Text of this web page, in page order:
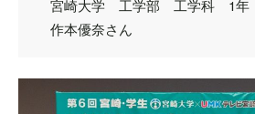
宮崎大学 工学部 工学科 1年
作本優奈さん